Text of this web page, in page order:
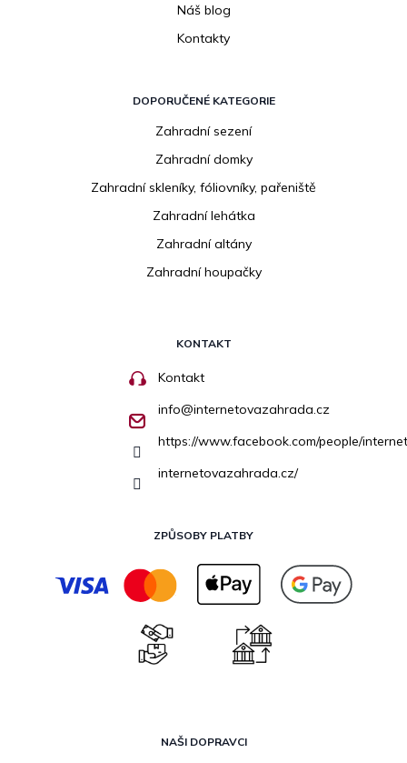
Náš blog
Kontakty
DOPORUČENÉ KATEGORIE
Zahradní sezení
Zahradní domky
Zahradní skleníky, fóliovníky, pařeniště
Zahradní lehátka
Zahradní altány
Zahradní houpačky
KONTAKT
Kontakt
info@internetovazahrada.cz
https://www.facebook.com/people/
internetovazahrada.cz/
ZPŮSOBY PLATBY
NAŠI DOPRAVCI